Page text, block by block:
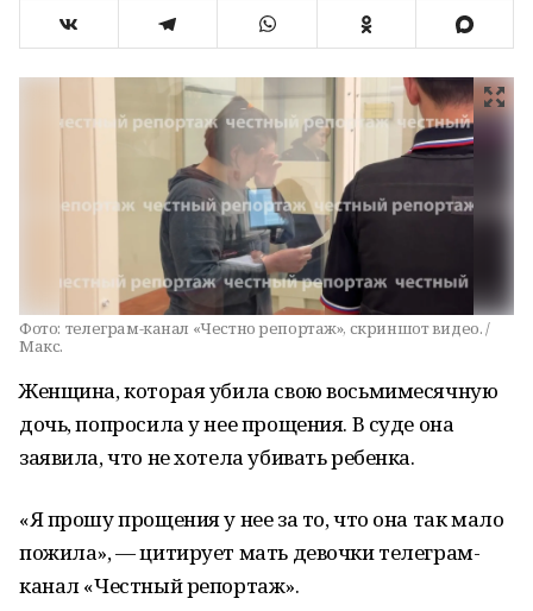
Фото: телеграм-канал «Честно репортаж», скриншот видео. /
Макс.
Женщина, которая убила свою восьмимесячную
дочь, попросила у нее прощения. В суде она
заявила, что не хотела убивать ребенка.
«Я прошу прощения у нее за то, что она так мало
пожила», — цитирует мать девочки телеграм-
канал «Честный репортаж».